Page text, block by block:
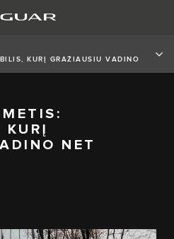
KURĮ GRAŽIAUSIU VADINO
NET